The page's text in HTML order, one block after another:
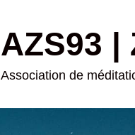
AZS93 |
Association de